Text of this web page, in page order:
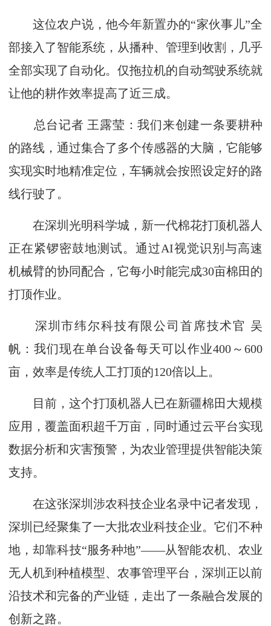
这位农户说，他今年新置办的“家伙事儿”全
部接入了智能系统，从播种、管理到收割，几乎
全部实现了自动化。仅拖拉机的自动驾驶系统就
让他的耕作效率提高了近三成。
总台记者 王露莹：我们来创建一条要耕种
的路线，通过集合了多个传感器的大脑，它能够
实现实时地精准定位，车辆就会按照设定好的路
线行驶了。
在深圳光明科学城，新一代棉花打顶机器人
正在紧锣密鼓地测试。通过AI视觉识别与高速
机械臂的协同配合，它每小时能完成30亩棉田的
打顶作业。
深圳市纬尔科技有限公司首席技术官 吴
帆：我们现在单台设备每天可以作业400～600
亩，效率是传统人工打顶的120倍以上。
目前，这个打顶机器人已在新疆棉田大规模
应用，覆盖面积超千万亩，同时通过云平台实现
数据分析和灾害预警，为农业管理提供智能决策
支持。
在这张深圳涉农科技企业名录中记者发现，
深圳已经聚集了一大批农业科技企业。它们不种
地，却靠科技“服务种地”——从智能农机、农业
无人机到种植模型、农事管理平台，深圳正以前
沿技术和完备的产业链，走出了一条融合发展的
创新之路。